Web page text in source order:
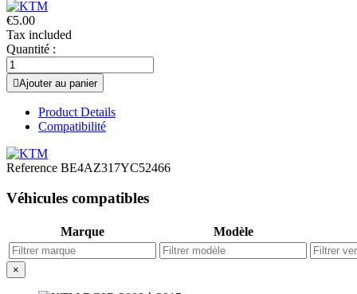
€5.00
Tax included
Quantité :
Ajouter au panier
Product Details
Compatibilité
Reference BE4AZ317YC52466
Véhicules compatibles
Marque Modèle
×